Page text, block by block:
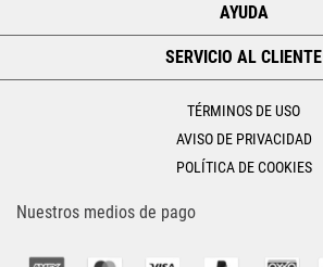
AYUDA
SERVICIO AL CLIENTE
TÉRMINOS DE USO
AVISO DE PRIVACIDAD
POLÍTICA DE COOKIES
Nuestros medios de pago